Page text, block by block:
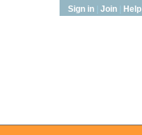
Sign in Join Help